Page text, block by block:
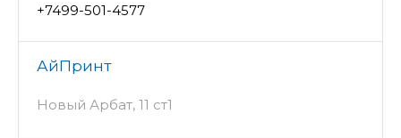
+7499-501-4577
АйПринт
Новый Арбат, 11 ст1